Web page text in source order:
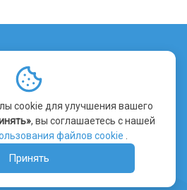
файлов cookie
cookie для улучшения вашего
, вы соглашаетесь с нашей
файлов cookie
Принять